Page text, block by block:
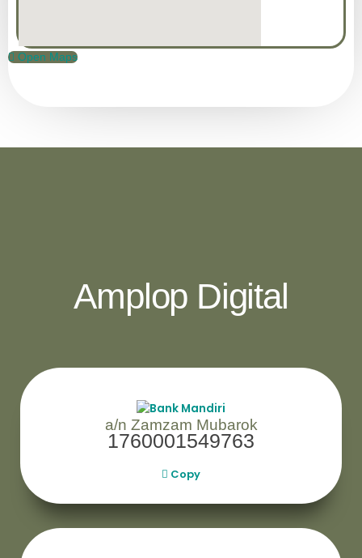
Open Maps
Amplop Digital
a/n Zamzam Mubarok
1760001549763
Copy